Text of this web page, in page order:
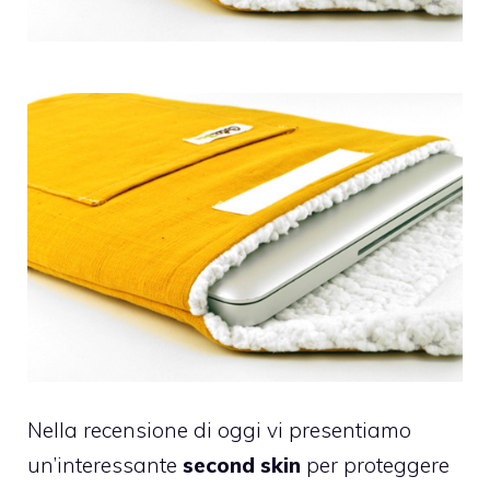
Nella recensione di oggi vi presentiamo
un’interessante second skin per proteggere